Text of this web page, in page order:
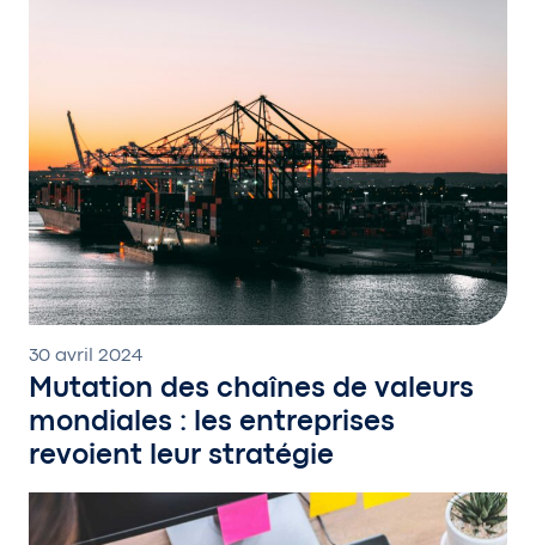
30 avril 2024
Mutation des chaînes de valeurs
mondiales : les entreprises
revoient leur stratégie